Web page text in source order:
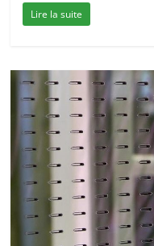
Lire la suite